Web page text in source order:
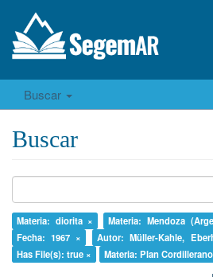
Buscar
Buscar
Materia: diorita × Materia: Mendoza
Fecha: 1967 ×
Autor: Müller-Kahle,
Has File(s): true ×
Materia: Plan